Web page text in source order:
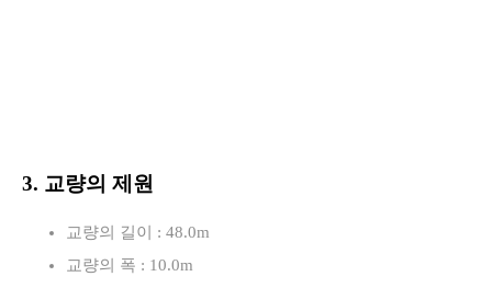
3. 교량의 제원
교량의 길이 : 48.0m
교량의 폭 : 10.0m